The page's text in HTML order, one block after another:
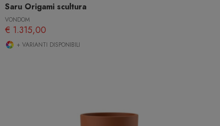
Saru Origami scultura
VONDOM
€ 1.315,00
+ VARIANTI DISPONIBILI